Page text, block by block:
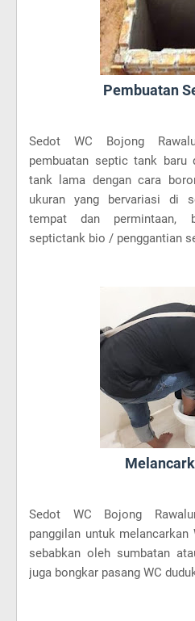
Pembuatan
Sedot WC Bojong
pembuatan septic tank baru
tank lama dengan cara
ukuran yang bervariasi di
tempat dan permintaan,
septictank bio / penggantian
Sedot WC Bojong
panggilan untuk
sebabkan oleh sumbatan
juga bongkar pasang WC